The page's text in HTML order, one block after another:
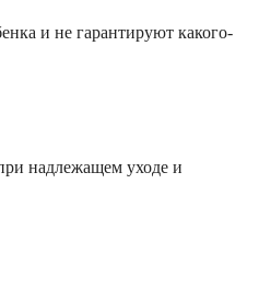
и не гарантируют какого-
надлежащем уходе и